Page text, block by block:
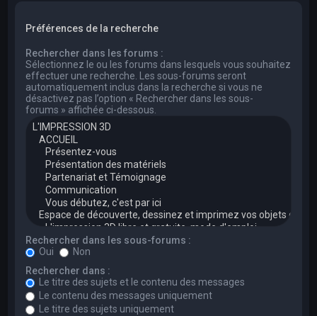
Préférences de la recherche
Rechercher dans les forums :
Sélectionnez le ou les forums dans lesquels vous souhaitez
effectuer une recherche. Les sous-forums seront
automatiquement inclus dans la recherche si vous ne
désactivez pas l’option « Rechercher dans les sous-
forums » affichée ci-dessous.
Rechercher dans les sous-forums :
Oui
Non
Rechercher dans :
Le titre des sujets et le contenu des messages
Le contenu des messages uniquement
Le titre des sujets uniquement